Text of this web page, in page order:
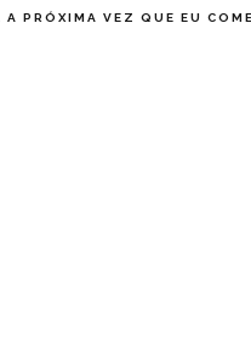
PRÓXIMA VEZ QUE EU